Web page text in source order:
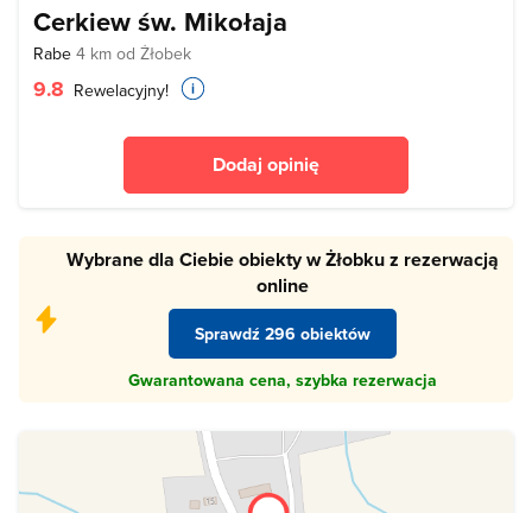
Cerkiew św. Mikołaja
Rabe 4 km od Żłobek
9.8 Rewelacyjny!
Dodaj opinię
Wybrane dla Ciebie obiekty w Żłobku z rezerwacją
online
Sprawdź 296 obiektów
Gwarantowana cena, szybka rezerwacja